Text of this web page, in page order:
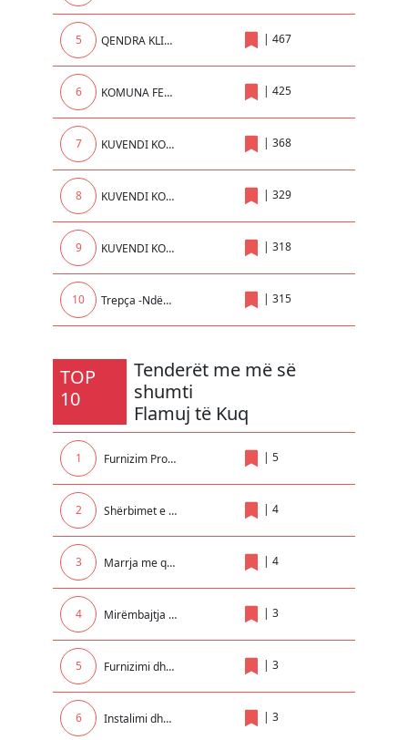
5 QENDRA KLINIKE UNIVERSITARE E KOSOVES | 467
6 KOMUNA FERIZAJ | 425
7 KUVENDI KOMUNAL I KLINËS | 368
8 KUVENDI KOMUNAL LIPIJAN | 329
9 KUVENDI KOMUNAL MALISHEVE | 318
10 Trepça -Ndërrmarrje në Administrim të AKP | 315
TOP
10
Tenderët me më së
shumti
Flamuj të Kuq
1 Furnizim Promovues për nevojat e Rektoratit | 5
2 Shërbimet e zhvendosjes me marimangë dhe bllokimit të automjeteve në teritorin e Komunes së Malishevës | 4
3 Marrja me qera e makinerive për nevoja të NPL Kastrioti SH.A | 4
4 Mirëmbajtja e paisjeve kunder zjarrit në Objektin e Komunës dhe Insitucioneve tjera Komunale.. | 3
5 Furnizimi dhe vendosja e kontejnerëve nëntokësor në qytetin e Prizrenit | 3
6 Instalimi dhe mirëmbajtja e elektrikës në Institucionet Arsimore | 3